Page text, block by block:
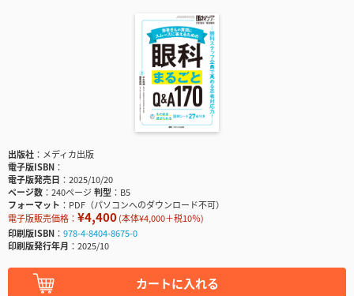
出版社
メディカ出版
電子版ISBN
電子版発売日
2025/10/20
ページ数
240ページ判型
B5
フォーマット
PDF（パソコンへのダウンロード不可）
電子版販売価格： ¥4,400(本体¥4,000＋税10％)
印刷版ISBN
978-4-8404-8675-0
印刷版発行年月
2025/10
カートに入れる